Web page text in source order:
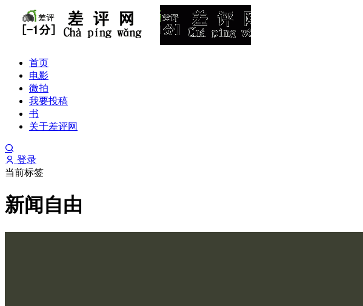
首页
电影
微拍
我要投稿
书
关于差评网
登录
当前标签
新闻自由